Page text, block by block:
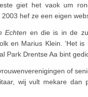
giet het vaok um
hef ze een eigen
Echten en die is in de
en Marius Klein. ‘Het
Park Drentse Aa bint
of
wij vult mekare dan